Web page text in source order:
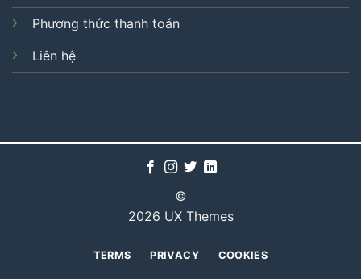
Phương thức thanh toán
Liên hệ
©
2026 UX Themes
TERMS PRIVACY COOKIES